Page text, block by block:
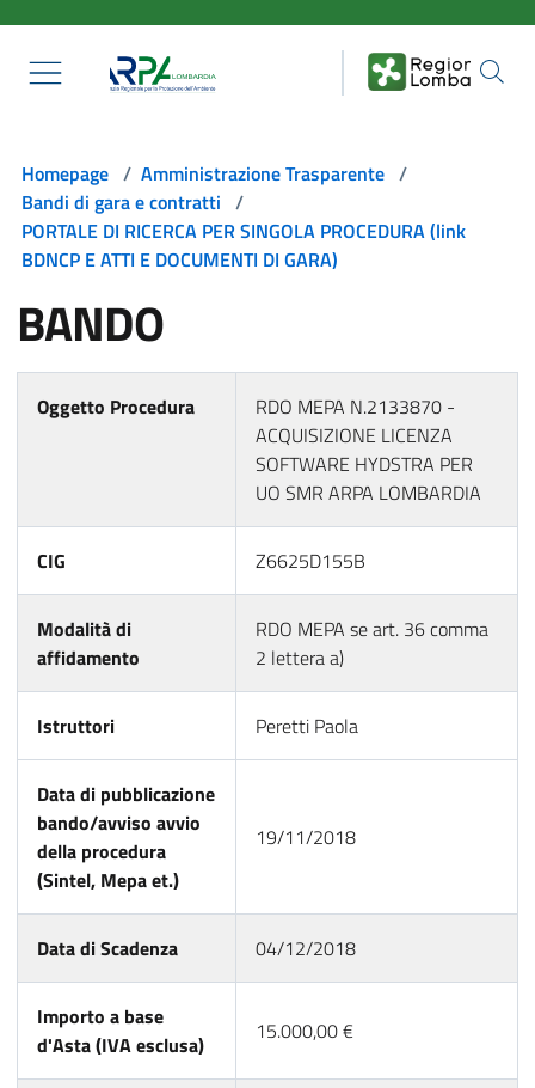
Homepage / Amministrazione Trasparente /
Bandi di gara e contratti /
PORTALE DI RICERCA PER SINGOLA PROCEDURA (link
BDNCP E ATTI E DOCUMENTI DI GARA)
BANDO
Oggetto Procedura
RDO MEPA N.2133870 -
ACQUISIZIONE LICENZA
SOFTWARE HYDSTRA PER
UO SMR ARPA LOMBARDIA
CIG Z6625D155B
Modalità di
affidamento
RDO MEPA se art. 36 comma
2 lettera a)
Istruttori Peretti Paola
Data di pubblicazione
bando/avviso avvio
della procedura
(Sintel, Mepa et.)
19/11/2018
Data di Scadenza 04/12/2018
Importo a base
d'Asta (IVA esclusa)
15.000,00 €